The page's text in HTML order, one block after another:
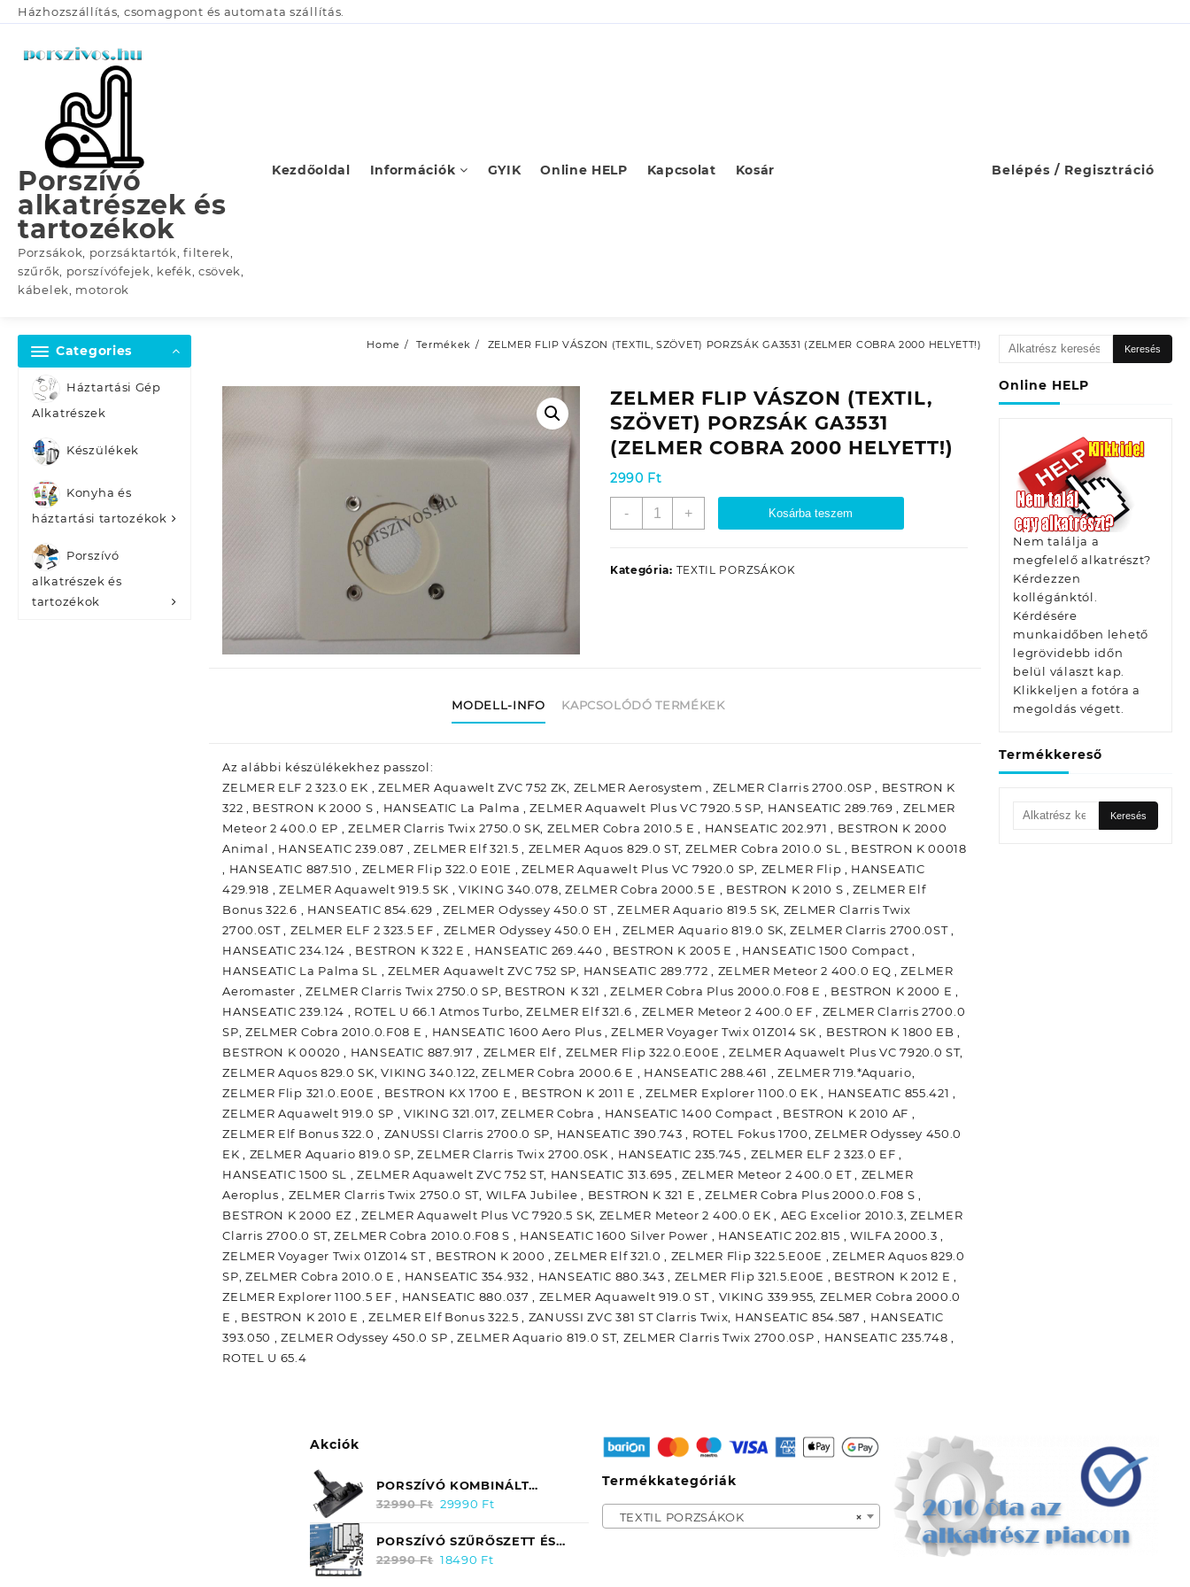
Skip
to
Házhozszállítás, csomagpont és automata szállítás.
Porszívó
alkatrészek és
tartozékok
Porzsákok, porzsáktartók, filterek,
szűrők, porszívófejek, kefék, csövek,
kábelek, motorok
Kezdőoldal Információk GYIK Online HELP Kapcsolat Kosár Belépés / Regisztráció
Categories
Háztartási Gép
Alkatrészek
Készülékek
Konyha és
háztartási tartozékok
Porszívó
alkatrészek és
tartozékok
Home Termékek ZELMER FLIP VÁSZON (TEXTIL, SZÖVET) PORZSÁK GA3531 (ZELMER COBRA 2000 HELYETT!)
ZELMER FLIP VÁSZON (TEXTIL,
SZÖVET) PORZSÁK GA3531
(ZELMER COBRA 2000 HELYETT!)
2990 Ft
-
ZELMER
(TEXTIL,
SZÖVET)
mennyiség
+ Kosárba teszem
Kategória: TEXTIL PORZSÁKOK
MODELL-INFO KAPCSOLÓDÓ TERMÉKEK
Az alábbi készülékekhez passzol:
ZELMER ELF 2 323.0 EK , ZELMER Aquawelt ZVC 752 ZK, ZELMER Aerosystem , ZELMER Clarris 2700.0SP , BESTRON K
322 , BESTRON K 2000 S , HANSEATIC La Palma , ZELMER Aquawelt Plus VC 7920.5 SP, HANSEATIC 289.769 , ZELMER
Meteor 2 400.0 EP , ZELMER Clarris Twix 2750.0 SK, ZELMER Cobra 2010.5 E , HANSEATIC 202.971 , BESTRON K 2000
Animal , HANSEATIC 239.087 , ZELMER Elf 321.5 , ZELMER Aquos 829.0 ST, ZELMER Cobra 2010.0 SL , BESTRON K 00018
, HANSEATIC 887.510 , ZELMER Flip 322.0 E01E , ZELMER Aquawelt Plus VC 7920.0 SP, ZELMER Flip , HANSEATIC
429.918 , ZELMER Aquawelt 919.5 SK , VIKING 340.078, ZELMER Cobra 2000.5 E , BESTRON K 2010 S , ZELMER Elf
Bonus 322.6 , HANSEATIC 854.629 , ZELMER Odyssey 450.0 ST , ZELMER Aquario 819.5 SK, ZELMER Clarris Twix
2700.0ST , ZELMER ELF 2 323.5 EF , ZELMER Odyssey 450.0 EH , ZELMER Aquario 819.0 SK, ZELMER Clarris 2700.0ST ,
HANSEATIC 234.124 , BESTRON K 322 E , HANSEATIC 269.440 , BESTRON K 2005 E , HANSEATIC 1500 Compact ,
HANSEATIC La Palma SL , ZELMER Aquawelt ZVC 752 SP, HANSEATIC 289.772 , ZELMER Meteor 2 400.0 EQ , ZELMER
Aeromaster , ZELMER Clarris Twix 2750.0 SP, BESTRON K 321 , ZELMER Cobra Plus 2000.0.F08 E , BESTRON K 2000 E ,
HANSEATIC 239.124 , ROTEL U 66.1 Atmos Turbo, ZELMER Elf 321.6 , ZELMER Meteor 2 400.0 EF , ZELMER Clarris 2700.0
SP, ZELMER Cobra 2010.0.F08 E , HANSEATIC 1600 Aero Plus , ZELMER Voyager Twix 01Z014 SK , BESTRON K 1800 EB ,
BESTRON K 00020 , HANSEATIC 887.917 , ZELMER Elf , ZELMER Flip 322.0.E00E , ZELMER Aquawelt Plus VC 7920.0 ST,
ZELMER Aquos 829.0 SK, VIKING 340.122, ZELMER Cobra 2000.6 E , HANSEATIC 288.461 , ZELMER 719.*Aquario,
ZELMER Flip 321.0.E00E , BESTRON KX 1700 E , BESTRON K 2011 E , ZELMER Explorer 1100.0 EK , HANSEATIC 855.421 ,
ZELMER Aquawelt 919.0 SP , VIKING 321.017, ZELMER Cobra , HANSEATIC 1400 Compact , BESTRON K 2010 AF ,
ZELMER Elf Bonus 322.0 , ZANUSSI Clarris 2700.0 SP, HANSEATIC 390.743 , ROTEL Fokus 1700, ZELMER Odyssey 450.0
EK , ZELMER Aquario 819.0 SP, ZELMER Clarris Twix 2700.0SK , HANSEATIC 235.745 , ZELMER ELF 2 323.0 EF ,
HANSEATIC 1500 SL , ZELMER Aquawelt ZVC 752 ST, HANSEATIC 313.695 , ZELMER Meteor 2 400.0 ET , ZELMER
Aeroplus , ZELMER Clarris Twix 2750.0 ST, WILFA Jubilee , BESTRON K 321 E , ZELMER Cobra Plus 2000.0.F08 S ,
BESTRON K 2000 EZ , ZELMER Aquawelt Plus VC 7920.5 SK, ZELMER Meteor 2 400.0 EK , AEG Excelior 2010.3, ZELMER
Clarris 2700.0 ST, ZELMER Cobra 2010.0.F08 S , HANSEATIC 1600 Silver Power , HANSEATIC 202.815 , WILFA 2000.3 ,
ZELMER Voyager Twix 01Z014 ST , BESTRON K 2000 , ZELMER Elf 321.0 , ZELMER Flip 322.5.E00E , ZELMER Aquos 829.0
SP, ZELMER Cobra 2010.0 E , HANSEATIC 354.932 , HANSEATIC 880.343 , ZELMER Flip 321.5.E00E , BESTRON K 2012 E ,
ZELMER Explorer 1100.5 EF , HANSEATIC 880.037 , ZELMER Aquawelt 919.0 ST , VIKING 339.955, ZELMER Cobra 2000.0
E , BESTRON K 2010 E , ZELMER Elf Bonus 322.5 , ZANUSSI ZVC 381 ST Clarris Twix, HANSEATIC 854.587 , HANSEATIC
393.050 , ZELMER Odyssey 450.0 SP , ZELMER Aquario 819.0 ST, ZELMER Clarris Twix 2700.0SP , HANSEATIC 235.748 ,
ROTEL U 65.4
Keresés
következőre:
Keresés
Online HELP
Nem találja a
megfelelő alkatrészt?
Kérdezzen
kollégánktól.
Kérdésére
munkaidőben lehető
legrövidebb időn
belül választ kap.
Klikkeljen a fotóra a
megoldás végett.
Termékkereső
Keresés
Keresés
Akciók
PORSZÍVÓ KOMBINÁLT
GÖRGŐS SZÍVÓFEJ Ø35MM
VCDC15QV DJ9701402E
EREDETI
32990Ft Original
was:
32990 Ft.
29990 FtCurrent
is:
PORSZÍVÓ SZŰRŐSZETT ÉS
KEFE A ELECTROLUX PUREI9
22990Ft Original
18490 FtCurrent
Termékkategóriák
×
TEXTIL PORZSÁKOK